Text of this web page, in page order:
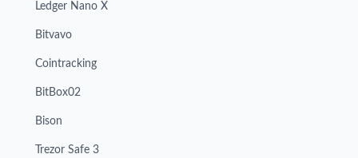
Ledger Nano X
Bitvavo
Cointracking
BitBox02
Bison
Trezor Safe 3